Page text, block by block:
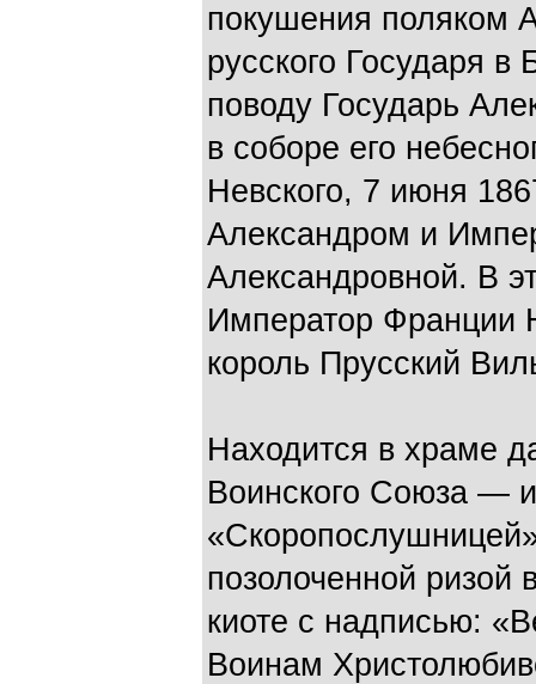
покушения поляком
русского Государя
поводу Государь
в соборе его
Невского, 7 июня
Александром и
Александровной. В
Император Франции
король Прусский
Находится в храме
Воинского Союза —
позолоченной ризой
киоте с надписью:
Воинам